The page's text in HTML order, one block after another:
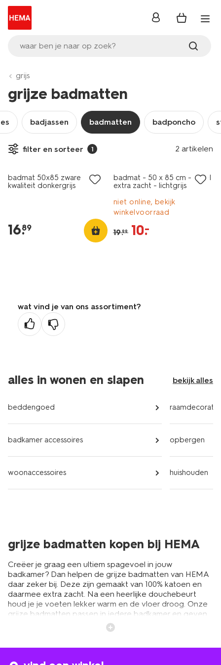
waar ben je naar op zoek?
inloggen
grijs
grijze badmatten
badjassen badmatten badponcho
filter en sorteer 1 2 artikelen
badmat 50x85 zware
kwaliteit donkergrijs
16.
89
badmat - 50 x 85 cm - hotel
extra zacht - lichtgrijs
niet online, bekijk
winkelvoorraad
19.99 10.
–
wat vind je van ons assortiment?
alles in wonen en slapen bekijk alles
beddengoed
badkamer accessoires
woonaccessoires
raamdecoratie
opbergen
huishouden
grijze badmatten kopen bij HEMA
Creëer je graag een ultiem spagevoel in jouw
badkamer? Dan helpen de grijze badmatten van HEMA
daar zeker bij. Deze zijn gemaakt van 100% katoen en
daarmee extra zacht. Na een heerlijke douchebeurt
houd je je voeten lekker warm en de vloer droog. Onze
grijze badmatten passen in iedere badkamer en geven
net dat beetje extra sfeer. Daarmee zijn ze niet alleen
functioneel, maar ook nog eens een mooie